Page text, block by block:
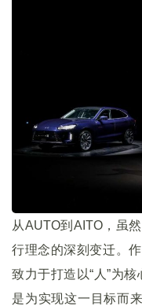
从AUTO到AITO，虽
行理念的深刻变迁。
致力于打造以“人”为
是为实现这一目标而